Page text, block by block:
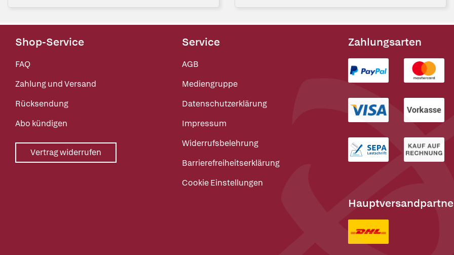
Shop-Service
FAQ
Zahlung und Versand
Rücksendung
Abo kündigen
Vertrag widerrufen
Service
AGB
Mediengruppe
Datenschutzerklärung
Impressum
Widerrufsbelehrung
Barrierefreiheitserklärung
Cookie Einstellungen
Zahlungsarten